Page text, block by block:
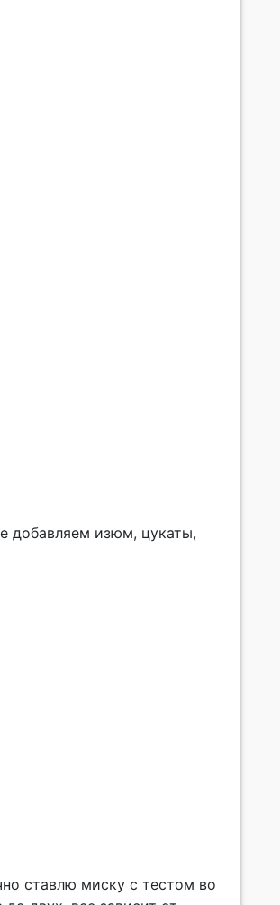
добавляем изюм, цукаты,
ставлю миску с тестом во